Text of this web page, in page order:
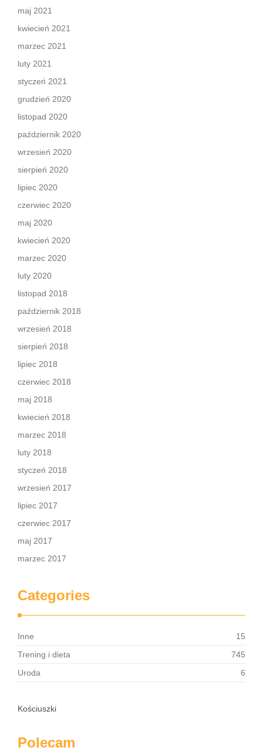
maj 2021
kwiecień 2021
marzec 2021
luty 2021
styczeń 2021
grudzień 2020
listopad 2020
październik 2020
wrzesień 2020
sierpień 2020
lipiec 2020
czerwiec 2020
maj 2020
kwiecień 2020
marzec 2020
luty 2020
listopad 2018
październik 2018
wrzesień 2018
sierpień 2018
lipiec 2018
czerwiec 2018
maj 2018
kwiecień 2018
marzec 2018
luty 2018
styczeń 2018
wrzesień 2017
lipiec 2017
czerwiec 2017
maj 2017
marzec 2017
Categories
Inne
15
Trening i dieta
745
Uroda
6
Kościuszki
Polecam